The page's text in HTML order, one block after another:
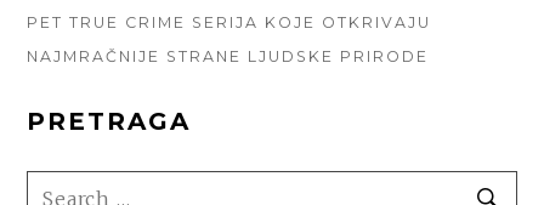
PET TRUE CRIME SERIJA KOJE OTKRIVAJU
NAJMRAČNIJE STRANE LJUDSKE PRIRODE
PRETRAGA
SEARCH